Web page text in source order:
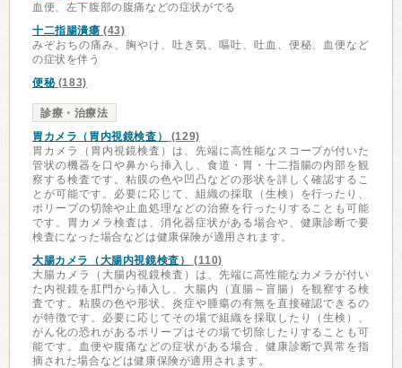
血便、左下腹部の腹痛などの症状がでる
十二指腸潰瘍 (43)
みぞおちの痛み、胸やけ、吐き気、嘔吐、吐血、便秘、血便など
の症状を伴う
便秘(183)
診療・治療法
胃カメラ（胃内視鏡検査）
(129)
胃カメラ（胃内視鏡検査）は、先端に高性能なスコープが付いた
管状の機器を口や鼻から挿入し、食道・胃・十二指腸の内部を観
察する検査です。粘膜の色や凹凸などの形状を詳しく確認するこ
とが可能です。必要に応じて、組織の採取（生検）を行ったり、
ポリープの切除や止血処理などの治療を行ったりすることも可能
です。胃カメラ検査は、消化器症状がある場合や、健康診断で要
検査になった場合などは健康保険が適用されます。
大腸カメラ（大腸内視鏡検査）
(110)
大腸カメラ（大腸内視鏡検査）は、先端に高性能なカメラが付い
た内視鏡を肛門から挿入し、大腸内（直腸～盲腸）を観察する検
査です。粘膜の色や形状、炎症や腫瘍の有無を直接確認できるの
が特徴です。必要に応じてその場で組織を採取したり（生検）、
がん化の恐れがあるポリープはその場で切除したりすることも可
能です。血便や腹痛などの症状がある場合、健康診断で異常を指
摘された場合などは健康保険が適用されます。